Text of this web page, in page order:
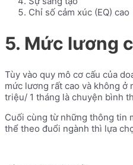
Chỉ số cảm xúc (EQ) cao
5. Mức lương
Tùy vào quy mô cơ cấu của
mức lương rất cao và không ở
triệu/ 1 tháng là chuyện bình
Cuối cùng từ những thông tin
thể theo đuổi ngành thì lựa